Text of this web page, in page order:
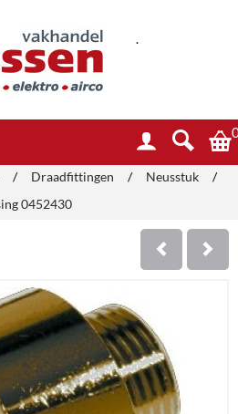
.
/ Draadfittingen / Neusstuk
/
0452430